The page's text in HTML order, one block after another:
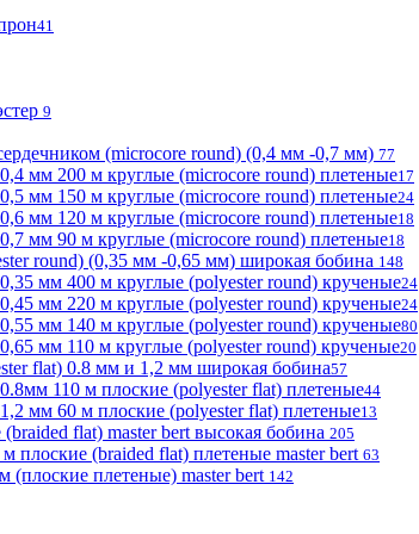
41
9
(microcore round) (0,4 мм -0,7 мм) 77
мм 200 м круглые (microcore round) плетеные17
мм 150 м круглые (microcore round) плетеные24
мм 120 м круглые (microcore round) плетеные18
мм 90 м круглые (microcore round) плетеные18
round) (0,35 мм -0,65 мм) широкая бобина 148
мм 400 м круглые (polyester round) крученые24
мм 220 м круглые (polyester round) крученые24
мм 140 м круглые (polyester round) крученые80
мм 110 м круглые (polyester round) крученые20
flat) 0.8 мм и 1,2 мм широкая бобина57
110 м плоские (polyester flat) плетеные44
мм 60 м плоские (polyester flat) плетеные13
flat) master bert высокая бобина 205
(braided flat) плетеные master bert 63
плетеные) master bert 142